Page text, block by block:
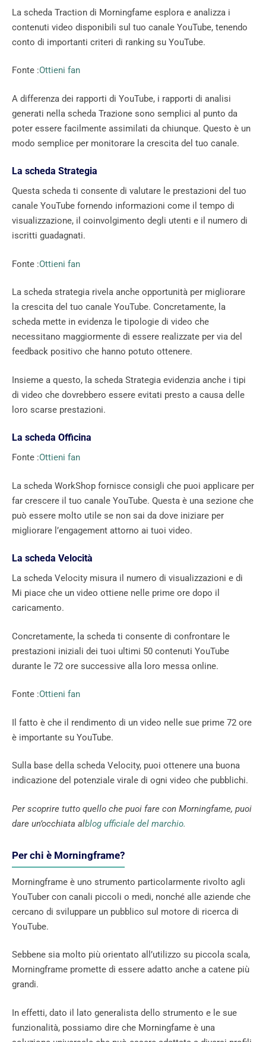
La scheda Traction di Morningfame esplora e analizza i
contenuti video disponibili sul tuo canale YouTube, tenendo
conto di importanti criteri di ranking su YouTube.
Fonte :Ottieni fan
A differenza dei rapporti di YouTube, i rapporti di analisi
generati nella scheda Trazione sono semplici al punto da
poter essere facilmente assimilati da chiunque. Questo è un
modo semplice per monitorare la crescita del tuo canale.
La scheda Strategia
Questa scheda ti consente di valutare le prestazioni del tuo
canale YouTube fornendo informazioni come il tempo di
visualizzazione, il coinvolgimento degli utenti e il numero di
iscritti guadagnati.
Fonte :Ottieni fan
La scheda strategia rivela anche opportunità per migliorare
la crescita del tuo canale YouTube. Concretamente, la
scheda mette in evidenza le tipologie di video che
necessitano maggiormente di essere realizzate per via del
feedback positivo che hanno potuto ottenere.
Insieme a questo, la scheda Strategia evidenzia anche i tipi
di video che dovrebbero essere evitati presto a causa delle
loro scarse prestazioni.
La scheda Officina
Fonte :Ottieni fan
La scheda WorkShop fornisce consigli che puoi applicare per
far crescere il tuo canale YouTube. Questa è una sezione che
può essere molto utile se non sai da dove iniziare per
migliorare l’engagement attorno ai tuoi video.
La scheda Velocità
La scheda Velocity misura il numero di visualizzazioni e di
Mi piace che un video ottiene nelle prime ore dopo il
caricamento.
Concretamente, la scheda ti consente di confrontare le
prestazioni iniziali dei tuoi ultimi 50 contenuti YouTube
durante le 72 ore successive alla loro messa online.
Fonte :Ottieni fan
Il fatto è che il rendimento di un video nelle sue prime 72 ore
è importante su YouTube.
Sulla base della scheda Velocity, puoi ottenere una buona
indicazione del potenziale virale di ogni video che pubblichi.
Per scoprire tutto quello che puoi fare con Morningfame, puoi
dare un’occhiata alblog ufficiale del marchio.
Per chi è Morningframe?
Morningframe è uno strumento particolarmente rivolto agli
YouTuber con canali piccoli o medi, nonché alle aziende che
cercano di sviluppare un pubblico sul motore di ricerca di
YouTube.
Sebbene sia molto più orientato all’utilizzo su piccola scala,
Morningframe promette di essere adatto anche a catene più
grandi.
In effetti, dato il lato generalista dello strumento e le sue
funzionalità, possiamo dire che Morningfame è una